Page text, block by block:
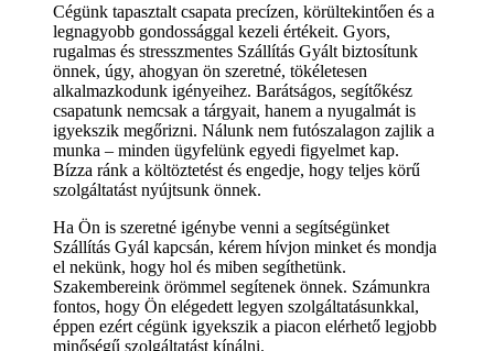
Cégünk tapasztalt csapata precízen, körültekintően és a
legnagyobb gondossággal kezeli értékeit. Gyors,
rugalmas és stresszmentes Szállítás Gyált biztosítunk
önnek, úgy, ahogyan ön szeretné, tökéletesen
alkalmazkodunk igényeihez. Barátságos, segítőkész
csapatunk nemcsak a tárgyait, hanem a nyugalmát is
igyekszik megőrizni. Nálunk nem futószalagon zajlik a
munka – minden ügyfelünk egyedi figyelmet kap.
Bízza ránk a költöztetést és engedje, hogy teljes körű
szolgáltatást nyújtsunk önnek.
Ha Ön is szeretné igénybe venni a segítségünket
Szállítás Gyál kapcsán, kérem hívjon minket és mondja
el nekünk, hogy hol és miben segíthetünk.
Szakembereink örömmel segítenek önnek. Számunkra
fontos, hogy Ön elégedett legyen szolgáltatásunkkal,
éppen ezért cégünk igyekszik a piacon elérhető legjobb
minőségű szolgáltatást kínálni.